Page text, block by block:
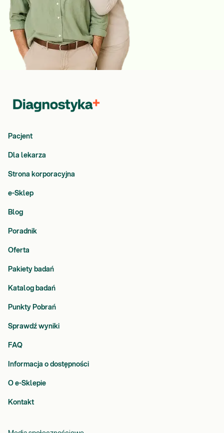
Pacjent
Dla lekarza
Strona korporacyjna
e-Sklep
Blog
Poradnik
Oferta
Pakiety badań
Katalog badań
Punkty Pobrań
Sprawdź wyniki
FAQ
Informacja o dostępności
O e-Sklepie
Kontakt